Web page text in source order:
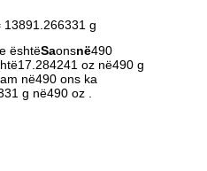
13891.266331 g
ështëSaonsnë490
oz në490 g
në490 ons ka
g në490 oz .